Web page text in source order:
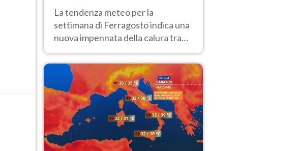
intenso e qualche temporale
La tendenza meteo per la
settimana di Ferragosto indica una
nuova impennata della calura tra
anche al Nord.